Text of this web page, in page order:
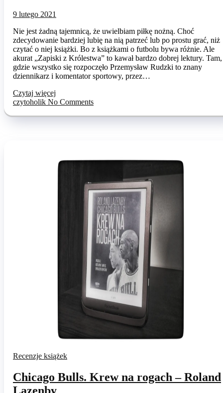
9 lutego 2021
Nie jest żadną tajemnicą, że uwielbiam piłkę nożną. Choć
zdecydowanie bardziej lubię na nią patrzeć lub po prostu grać, niż
czytać o niej książki. Bo z książkami o futbolu bywa różnie. Ale
akurat „Zapiski z Królestwa” to kawał bardzo dobrej lektury. Tam,
gdzie wszystko się rozpoczęło Przemysław Rudzki to znany
dziennikarz i komentator sportowy, przez…
Czytaj więcej
czytoholik No Comments
Recenzje książek
Chicago Bulls. Krew na rogach – Roland
Lazenby